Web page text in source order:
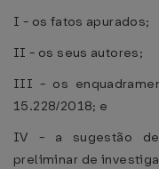
I - os fatos apurados;
II - os seus autores;
III - os
15.228/2018; e
IV - a sugestão de
preliminar de